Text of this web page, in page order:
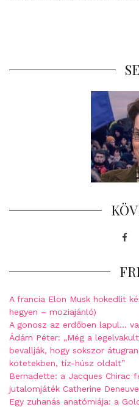
A francia Elon Musk hokedlit
hegyen – moziajánló)
A gonosz az erdőben lapul…
Ádám Péter: „Még a
bevallják, hogy sokszor
kötetekben, tíz-húsz oldalt”
Bernadette: a Jacques Chirac
jutalomjáték Catherine
Egy zuhanás anatómiája: a